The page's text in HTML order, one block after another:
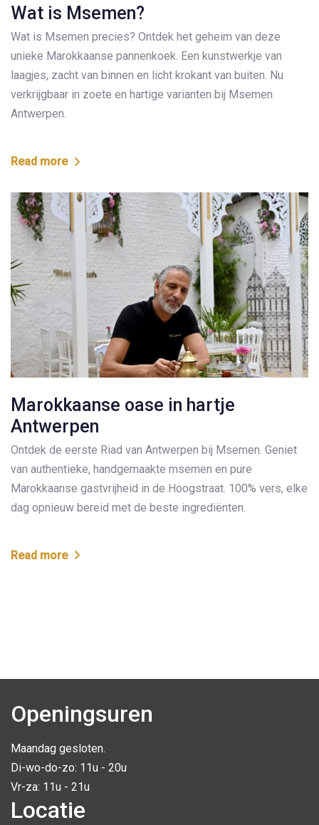
Wat is Msemen?
Wat is Msemen precies? Ontdek het geheim van deze
unieke Marokkaanse pannenkoek. Een kunstwerkje van
laagjes, zacht van binnen en licht krokant van buiten. Nu
verkrijgbaar in zoete en hartige varianten bij Msemen
Antwerpen.
Read more
Marokkaanse oase in hartje
Antwerpen
Ontdek de eerste Riad van Antwerpen bij Msemen. Geniet
van authentieke, handgemaakte msemen en pure
Marokkaanse gastvrijheid in de Hoogstraat. 100% vers, elke
dag opnieuw bereid met de beste ingrediënten.
Read more
Openingsuren
Maandag gesloten.
Di-wo-do-zo: 11u - 20u
Vr-za: 11u - 21u
Locatie